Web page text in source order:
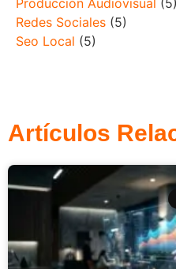
Redes Sociales (5)
Seo Local (5)
Artículos